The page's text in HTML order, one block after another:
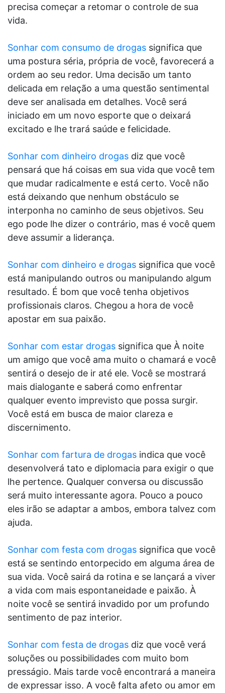
precisa começar a retomar o controle de sua
vida.
Sonhar com consumo de drogas significa que
uma postura séria, própria de você, favorecerá a
ordem ao seu redor. Uma decisão um tanto
delicada em relação a uma questão sentimental
deve ser analisada em detalhes. Você será
iniciado em um novo esporte que o deixará
excitado e lhe trará saúde e felicidade.
Sonhar com dinheiro drogas diz que você
pensará que há coisas em sua vida que você tem
que mudar radicalmente e está certo. Você não
está deixando que nenhum obstáculo se
interponha no caminho de seus objetivos. Seu
ego pode lhe dizer o contrário, mas é você quem
deve assumir a liderança.
Sonhar com dinheiro e drogas significa que você
está manipulando outros ou manipulando algum
resultado. É bom que você tenha objetivos
profissionais claros. Chegou a hora de você
apostar em sua paixão.
Sonhar com estar drogas significa que À noite
um amigo que você ama muito o chamará e você
sentirá o desejo de ir até ele. Você se mostrará
mais dialogante e saberá como enfrentar
qualquer evento imprevisto que possa surgir.
Você está em busca de maior clareza e
discernimento.
Sonhar com fartura de drogas indica que você
desenvolverá tato e diplomacia para exigir o que
lhe pertence. Qualquer conversa ou discussão
será muito interessante agora. Pouco a pouco
eles irão se adaptar a ambos, embora talvez com
ajuda.
Sonhar com festa com drogas significa que você
está se sentindo entorpecido em alguma área de
sua vida. Você sairá da rotina e se lançará a viver
a vida com mais espontaneidade e paixão. À
noite você se sentirá invadido por um profundo
sentimento de paz interior.
Sonhar com festa de drogas diz que você verá
soluções ou possibilidades com muito bom
presságio. Mais tarde você encontrará a maneira
de expressar isso. A você falta afeto ou amor em